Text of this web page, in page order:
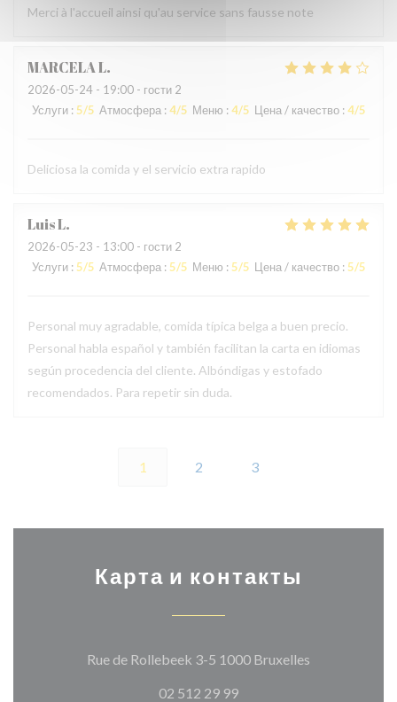
Merci à l'accueil ainsi qu'au service sans fausse note
MARCELAL
2026-05-24 - 19:00 - гости 2
Услуги : 5/5 Атмосфера : 4/5 Меню : 4/5 Цена / качество : 4/5
Deliciosa la comida y el servicio extra rapido
LuisL
2026-05-23 - 13:00 - гости 2
Услуги : 5/5 Атмосфера : 5/5 Меню : 5/5 Цена / качество : 5/5
Personal muy agradable, comida típica belga a buen precio.
Personal habla español y también facilitan la carta en idiomas
según procedencia del cliente. Albóndigas y estofado
recomendados. Para repetir sin duda.
1 2 3
Карта и контакты
Rue de Rollebeek 3-5 1000 Bruxelles
02 512 29 99